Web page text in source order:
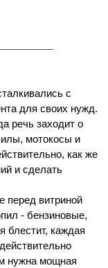
с
для своих нужд.
речь заходит о
мотокосы и
как же
и сделать
перед витриной
- бензиновые,
блестит, каждая
нужна мощная